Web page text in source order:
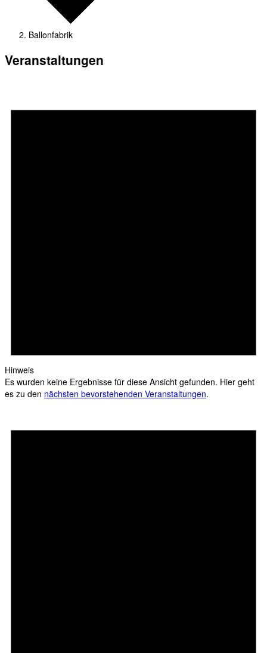
Ballonfabrik
Veranstaltungen
Hinweis
Es wurden keine Ergebnisse für diese Ansicht gefunden. Hier geht
es zu den nächsten bevorstehenden Veranstaltungen.